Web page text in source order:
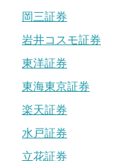
岡三証券
岩井コスモ証券
東洋証券
東海東京証券
楽天証券
水戸証券
立花証券